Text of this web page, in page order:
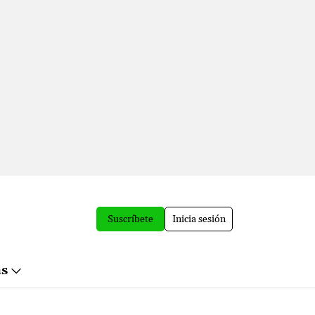
Suscríbete Inicia sesión